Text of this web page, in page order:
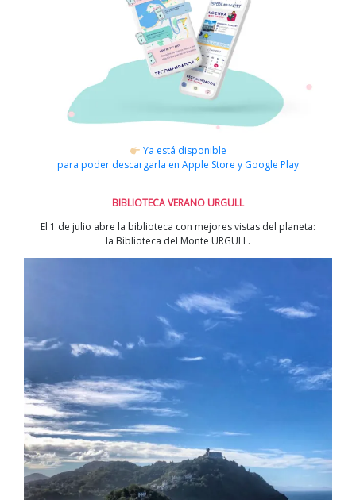
Ya está disponible
para poder descargarla en Apple Store y Google Play
BIBLIOTECA VERANO URGULL
El 1 de julio abre la biblioteca con mejores vistas del planeta:
la Biblioteca del Monte URGULL.